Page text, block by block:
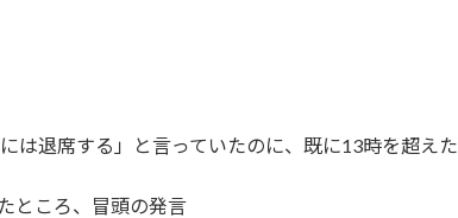
は退席する」と言っていたのに、既に13時を超えた
ところ、冒頭の発言